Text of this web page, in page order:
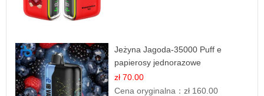
Jeżyna Jagoda-35000 Puff e
papierosy jednorazowe
zł 70.00
Cena oryginalna：zł 160.00